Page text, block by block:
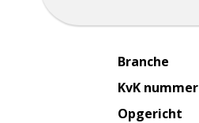
Branche
KvK nummer
Opgericht